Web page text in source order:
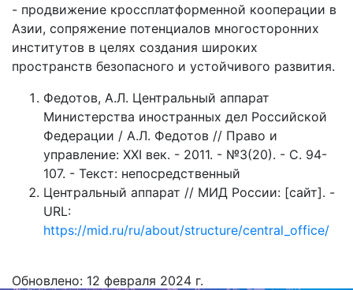
- продвижение кроссплатформенной кооперации в
Азии, сопряжение потенциалов многосторонних
институтов в целях создания широких
пространств безопасного и устойчивого развития.
Федотов, А.Л. Центральный аппарат
Министерства иностранных дел Российской
Федерации / А.Л. Федотов // Право и
управление: XXI век. - 2011. - №3(20). - С. 94-
107. - Текст: непосредственный
Центральный аппарат // МИД России: [сайт]. -
URL:
https://mid.ru/ru/about/structure/central_office/
Обновлено: 12 февраля 2024 г.